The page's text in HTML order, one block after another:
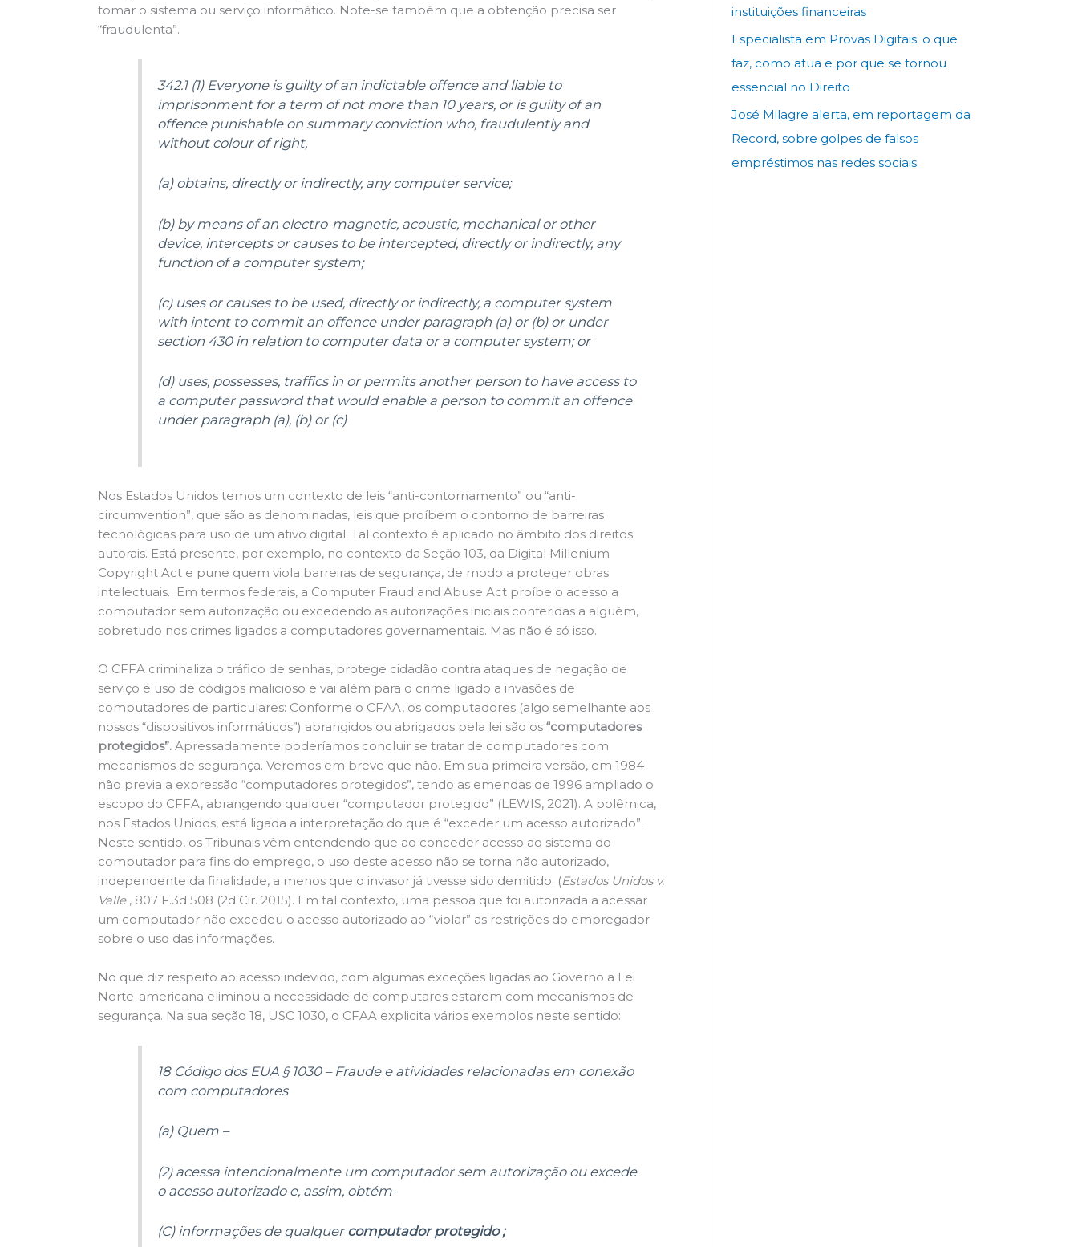
tomar o sistema ou serviço informático. Note-se também que a obtenção precisa ser
“fraudulenta”.
342.1 (1) Everyone is guilty of an indictable offence and liable to
imprisonment for a term of not more than 10 years, or is guilty of an
offence punishable on summary conviction who, fraudulently and
without colour of right,
(a) obtains, directly or indirectly, any computer service;
(b) by means of an electro-magnetic, acoustic, mechanical or other
device, intercepts or causes to be intercepted, directly or indirectly, any
function of a computer system;
(c) uses or causes to be used, directly or indirectly, a computer system
with intent to commit an offence under paragraph (a) or (b) or under
section 430 in relation to computer data or a computer system; or
(d) uses, possesses, traffics in or permits another person to have access to
a computer password that would enable a person to commit an offence
under paragraph (a), (b) or (c)
Nos Estados Unidos temos um contexto de leis “anti-contornamento” ou “anti-
circumvention”, que são as denominadas, leis que proíbem o contorno de barreiras
tecnológicas para uso de um ativo digital. Tal contexto é aplicado no âmbito dos direitos
autorais. Está presente, por exemplo, no contexto da Seção 103, da Digital Millenium
Copyright Act e pune quem viola barreiras de segurança, de modo a proteger obras
intelectuais. Em termos federais, a Computer Fraud and Abuse Act proíbe o acesso a
computador sem autorização ou excedendo as autorizações iniciais conferidas a alguém,
sobretudo nos crimes ligados a computadores governamentais. Mas não é só isso.
O CFFA criminaliza o tráfico de senhas, protege cidadão contra ataques de negação de
serviço e uso de códigos malicioso e vai além para o crime ligado a invasões de
computadores de particulares: Conforme o CFAA, os computadores (algo semelhante aos
nossos “dispositivos informáticos”) abrangidos ou abrigados pela lei são os “computadores
protegidos”. Apressadamente poderíamos concluir se tratar de computadores com
mecanismos de segurança. Veremos em breve que não. Em sua primeira versão, em 1984
não previa a expressão “computadores protegidos”, tendo as emendas de 1996 ampliado o
escopo do CFFA, abrangendo qualquer “computador protegido” (LEWIS, 2021). A polêmica,
nos Estados Unidos, está ligada a interpretação do que é “exceder um acesso autorizado”.
Neste sentido, os Tribunais vêm entendendo que ao conceder acesso ao sistema do
computador para fins do emprego, o uso deste acesso não se torna não autorizado,
independente da finalidade, a menos que o invasor já tivesse sido demitido. (Estados Unidos v.
Valle, 807 F.3d 508 (2d Cir. 2015). Em tal contexto, uma pessoa que foi autorizada a acessar
um computador não excedeu o acesso autorizado ao “violar” as restrições do empregador
sobre o uso das informações.
No que diz respeito ao acesso indevido, com algumas exceções ligadas ao Governo a Lei
Norte-americana eliminou a necessidade de computares estarem com mecanismos de
segurança. Na sua seção 18, USC 1030, o CFAA explicita vários exemplos neste sentido:
18 Código dos EUA § 1030 – Fraude e atividades relacionadas em conexão
com computadores
(a) Quem –
(2) acessa intencionalmente um computador sem autorização ou excede
o acesso autorizado e, assim, obtém-
(C)informações de qualquer computador protegido ;
instituições financeiras
Especialista em Provas Digitais: o que
faz, como atua e por que se tornou
essencial no Direito
José Milagre alerta, em reportagem da
Record, sobre golpes de falsos
empréstimos nas redes sociais